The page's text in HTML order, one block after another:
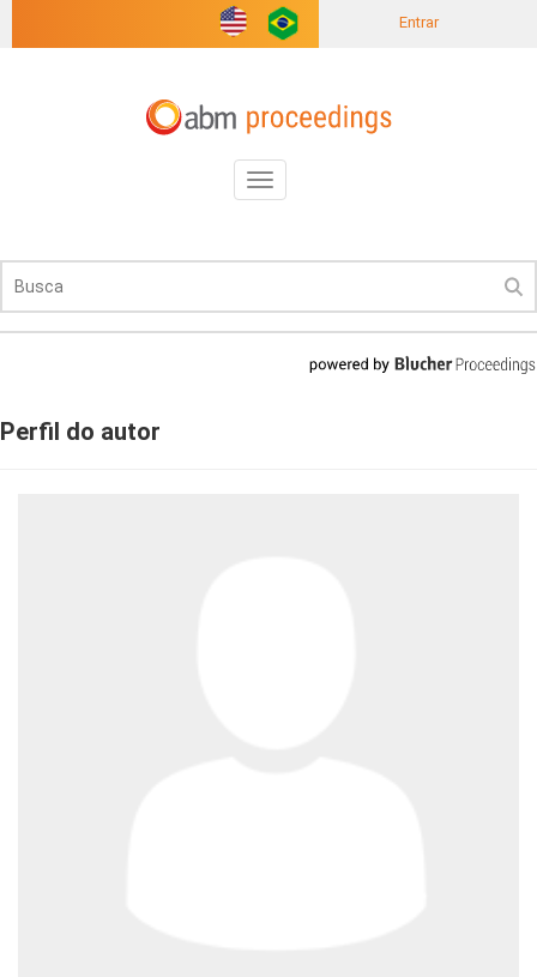
Entrar
Toggle
navigation
Perfil do autor